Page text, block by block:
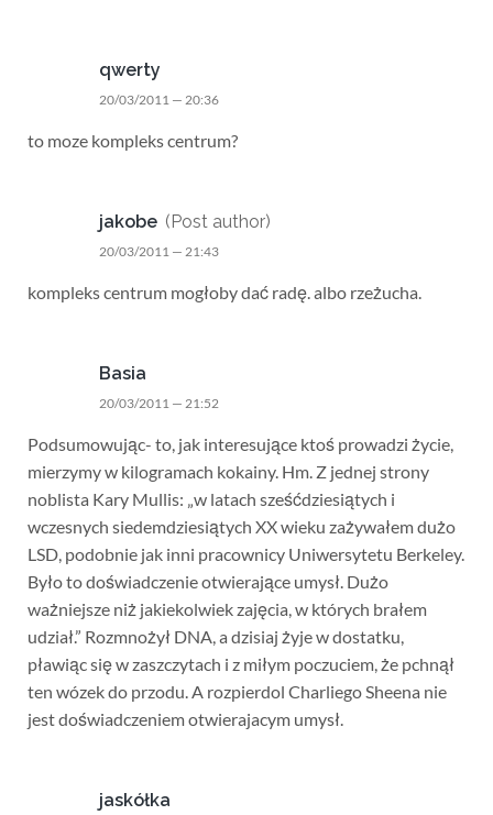
qwerty
20/03/2011 — 20:36
to moze kompleks centrum?
jakobe (Post author)
20/03/2011 — 21:43
kompleks centrum mogłoby dać radę. albo rzeżucha.
Basia
20/03/2011 — 21:52
Podsumowując- to, jak interesujące ktoś prowadzi życie,
mierzymy w kilogramach kokainy. Hm. Z jednej strony
noblista Kary Mullis: „w latach sześćdziesiątych i
wczesnych siedemdziesiątych XX wieku zażywałem dużo
LSD, podobnie jak inni pracownicy Uniwersytetu Berkeley.
Było to doświadczenie otwierające umysł. Dużo
ważniejsze niż jakiekolwiek zajęcia, w których brałem
udział.” Rozmnożył DNA, a dzisiaj żyje w dostatku,
pławiąc się w zaszczytach i z miłym poczuciem, że pchnął
ten wózek do przodu. A rozpierdol Charliego Sheena nie
jest doświadczeniem otwierajacym umysł.
jaskółka